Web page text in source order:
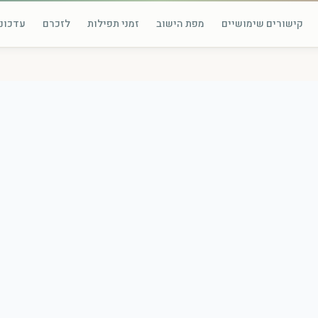
קישורים שימושיים מפת הישוב זמני תפילות לזכרם